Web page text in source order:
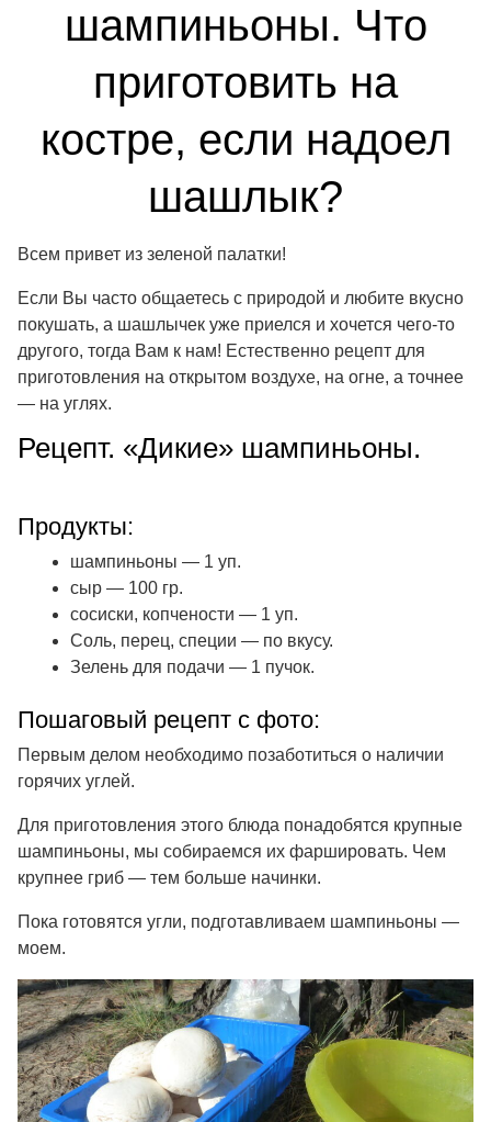
шампиньоны. Что
приготовить на
костре, если надоел
шашлык?
Всем привет из зеленой палатки!
Если Вы часто общаетесь с природой и любите вкусно
покушать, а шашлычек уже приелся и хочется чего-то
другого, тогда Вам к нам! Естественно рецепт для
приготовления на открытом воздухе, на огне, а точнее
— на углях.
Рецепт. «Дикие» шампиньоны.
Продукты:
шампиньоны — 1 уп.
сыр — 100 гр.
сосиски, копчености — 1 уп.
Соль, перец, специи — по вкусу.
Зелень для подачи — 1 пучок.
Пошаговый рецепт с фото:
Первым делом необходимо позаботиться о наличии
горячих углей.
Для приготовления этого блюда понадобятся крупные
шампиньоны, мы собираемся их фаршировать. Чем
крупнее гриб — тем больше начинки.
Пока готовятся угли, подготавливаем шампиньоны —
моем.